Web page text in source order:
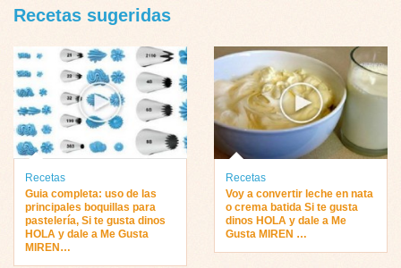
Recetas sugeridas
Recetas
Guia completa: uso de las
principales boquillas para
pastelería, Si te gusta dinos
HOLA y dale a Me Gusta
MIREN…
Recetas
Voy a convertir leche en nata
o crema batida Si te gusta
dinos HOLA y dale a Me
Gusta MIREN …